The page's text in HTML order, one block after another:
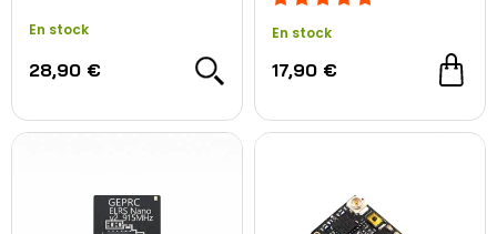
En stock
28,90 €
En stock
17,90 €